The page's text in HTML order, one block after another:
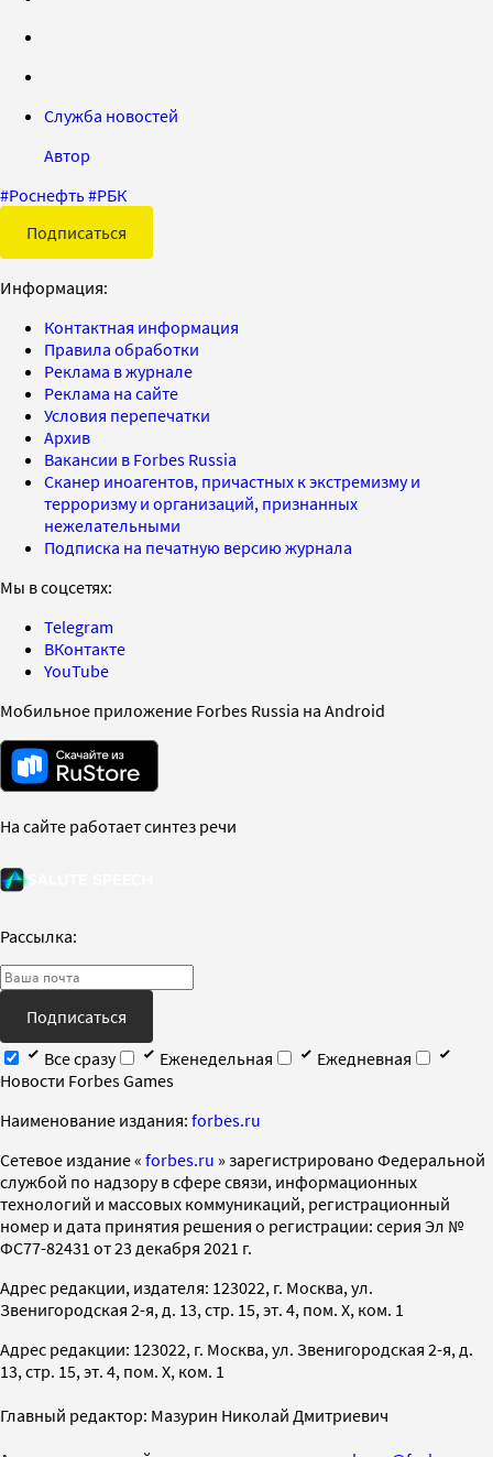
Служба новостей
Автор
#Роснефть#РБК
Подписаться
Информация:
Контактная информация
Правила обработки
Реклама в журнале
Реклама на сайте
Условия перепечатки
Архив
Вакансии в Forbes Russia
Сканер иноагентов, причастных к экстремизму и
терроризму и организаций, признанных
нежелательными
Подписка на печатную версию журнала
Мы в соцсетях:
Telegram
ВКонтакте
YouTube
Мобильное приложение Forbes Russia на Android
На сайте работает синтез речи
Рассылка:
Подписаться
Все сразу
Еженедельная
Ежедневная
Новости Forbes Games
Наименование издания: forbes.ru
Cетевое издание « forbes.ru » зарегистрировано Федеральной
службой по надзору в сфере связи, информационных
технологий и массовых коммуникаций, регистрационный
номер и дата принятия решения о регистрации: серия Эл №
ФС77-82431 от 23 декабря 2021 г.
Адрес редакции, издателя: 123022, г. Москва, ул.
Звенигородская 2-я, д. 13, стр. 15, эт. 4, пом. X, ком. 1
Адрес редакции: 123022, г. Москва, ул. Звенигородская 2-я, д.
13, стр. 15, эт. 4, пом. X, ком. 1
Главный редактор: Мазурин Николай Дмитриевич